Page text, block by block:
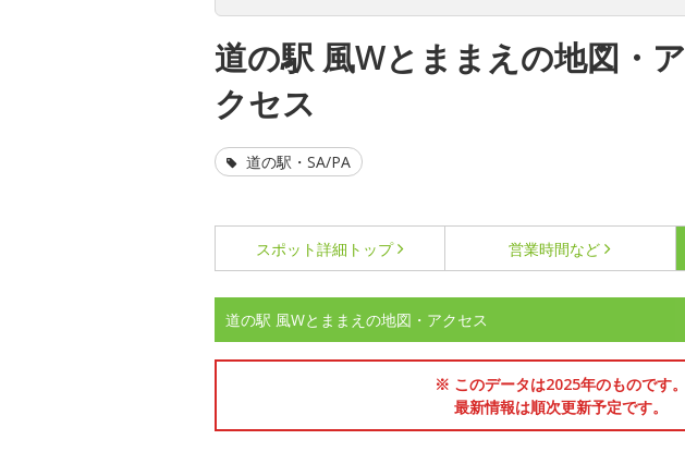
道の駅 風Wとままえの地図・ア
クセス
道の駅・SA/PA
スポット詳細 トップ 営業時間など
道の駅 風Wとままえの地図・アクセス
※ このデータは2025年のものです。
最新情報は順次更新予定です。